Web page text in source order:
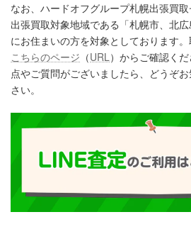
なお、ハードオフグループ札幌出張買取
出張買取対象地域である「札幌市、北広
にお住まいの方を対象としております
こちらのページ （URL）からご確認く
点やご質問がございましたら、どうぞ
さい。